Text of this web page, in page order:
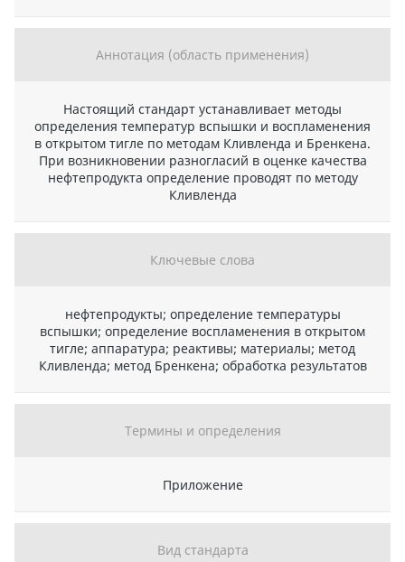
Аннотация (область применения)
Настоящий стандарт устанавливает методы
определения температур вспышки и воспламенения
в открытом тигле по методам Кливленда и Бренкена.
При возникновении разногласий в оценке качества
нефтепродукта определение проводят по методу
Кливленда
Ключевые слова
нефтепродукты; определение температуры
вспышки; определение воспламенения в открытом
тигле; аппаратура; реактивы; материалы; метод
Кливленда; метод Бренкена; обработка результатов
Термины и определения
Приложение
Вид стандарта